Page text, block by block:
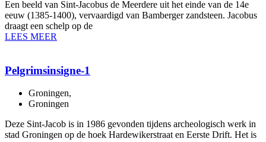
Een beeld van Sint-Jacobus de Meerdere uit het einde van de 14e
eeuw (1385-1400), vervaardigd van Bamberger zandsteen. Jacobus
draagt een schelp op de
LEES MEER
Pelgrimsinsigne-1
Groningen,
Groningen
Deze Sint-Jacob is in 1986 gevonden tijdens archeologisch werk in
stad Groningen op de hoek Hardewikerstraat en Eerste Drift. Het is